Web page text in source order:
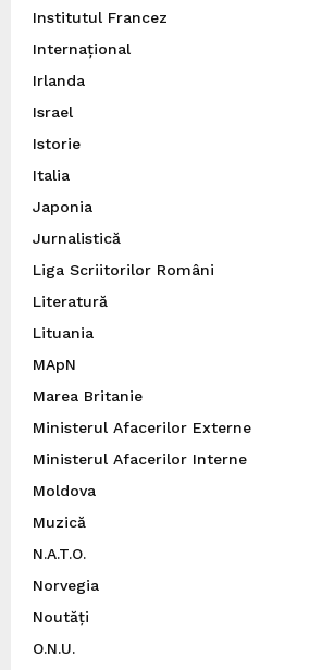
Institutul Francez
Internațional
Irlanda
Israel
Istorie
Italia
Japonia
Jurnalistică
Liga Scriitorilor Români
Literatură
Lituania
MApN
Marea Britanie
Ministerul Afacerilor Externe
Ministerul Afacerilor Interne
Moldova
Muzică
N.A.T.O.
Norvegia
Noutăți
O.N.U.